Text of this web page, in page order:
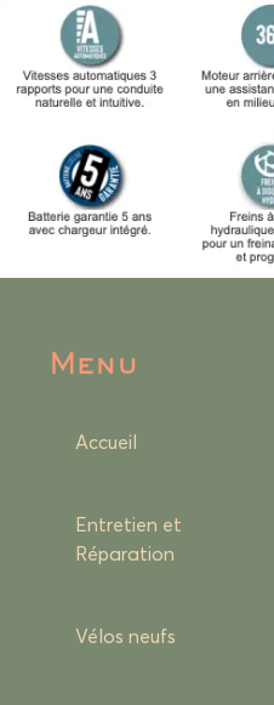
Menu
Accueil
Entretien et
Réparation
Vélos neufs